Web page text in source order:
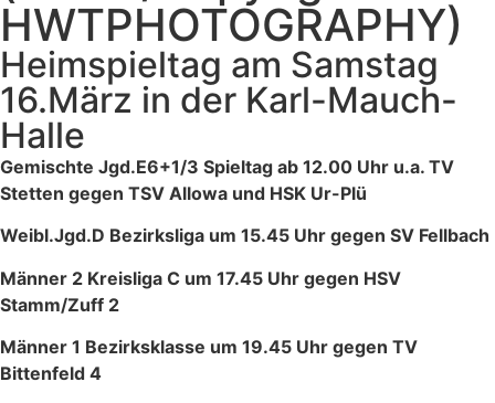
HWTPHOTOGRAPHY)
Heimspieltag am Samstag
16.März in der Karl-Mauch-
Halle
Gemischte Jgd.E6+1/3 Spieltag ab 12.00 Uhr u.a. TV
Stetten gegen TSV Allowa und HSK Ur-Plü
Weibl.Jgd.D Bezirksliga um 15.45 Uhr gegen SV Fellbach
Männer 2 Kreisliga C um 17.45 Uhr gegen HSV
Stamm/Zuff 2
Männer 1 Bezirksklasse um 19.45 Uhr gegen TV
Bittenfeld 4